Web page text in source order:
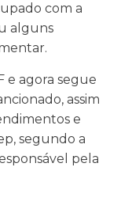
com a
alguns
e agora segue
assim
e
segundo a
pela